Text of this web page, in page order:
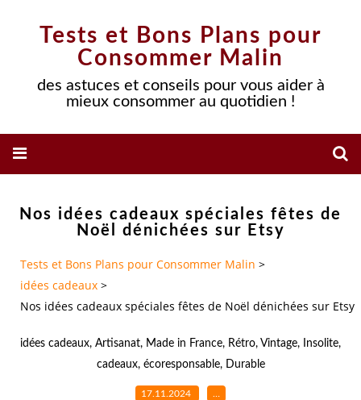
Tests et Bons Plans pour
Consommer Malin
des astuces et conseils pour vous aider à
mieux consommer au quotidien !
Nos idées cadeaux spéciales fêtes de
Noël dénichées sur Etsy
Tests et Bons Plans pour Consommer Malin >
idées cadeaux >
Nos idées cadeaux spéciales fêtes de Noël dénichées sur Etsy
idées cadeaux, Artisanat, Made in France, Rétro, Vintage, Insolite,
cadeaux, écoresponsable, Durable
17.11.2024 …